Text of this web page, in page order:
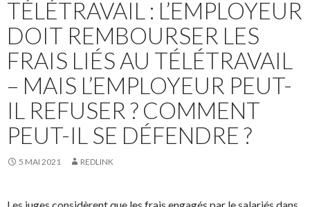
TÉLÉTRAVAIL : L’EMPLOYEUR
DOIT REMBOURSER LES
FRAIS LIÉS AU TÉLÉTRAVAIL
– MAIS L’EMPLOYEUR PEUT-
IL REFUSER ? COMMENT
PEUT-IL SE DÉFENDRE ?
5 MAI 2021 REDLINK